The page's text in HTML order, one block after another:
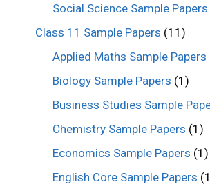
Social Science Sample Papers
Class 11 Sample Papers (11)
Applied Maths Sample Papers
Biology Sample Papers (1)
Business Studies Sample
Chemistry Sample Papers (1)
Economics Sample Papers (1)
English Core Sample Papers